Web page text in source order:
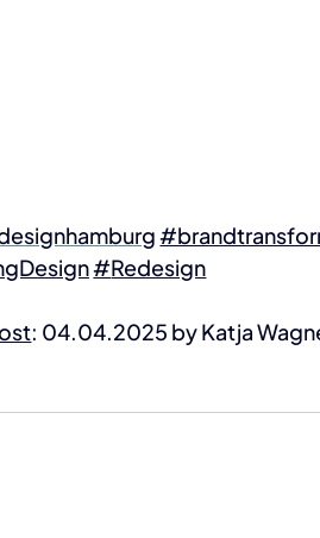
#Redesign
: 04.04.2025 by Katja